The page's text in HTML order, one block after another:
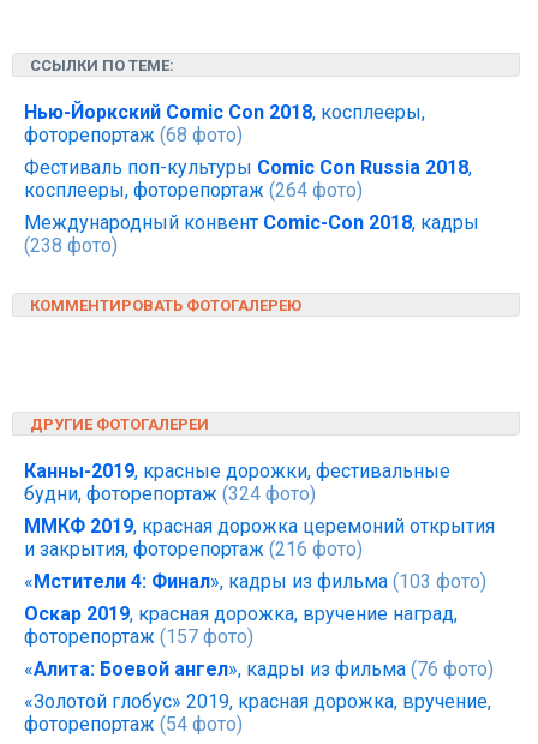
ССЫЛКИ ПО ТЕМЕ:
Нью-Йоркский Comic Con 2018, косплееры,
фоторепортаж (68 фото)
Фестиваль поп-культуры Comic Con Russia 2018,
косплееры, фоторепортаж (264 фото)
Международный конвент Comic-Con 2018, кадры
(238 фото)
КОММЕНТИРОВАТЬ ФОТОГАЛЕРЕЮ
ДРУГИЕ ФОТОГАЛЕРЕИ
Канны-2019, красные дорожки, фестивальные
будни, фоторепортаж (324 фото)
ММКФ 2019, красная дорожка церемоний открытия
и закрытия, фоторепортаж (216 фото)
«Мстители 4: Финал», кадры из фильма (103 фото)
Оскар 2019, красная дорожка, вручение наград,
фоторепортаж (157 фото)
«Алита: Боевой ангел», кадры из фильма (76 фото)
«Золотой глобус» 2019, красная дорожка, вручение,
фоторепортаж (54 фото)